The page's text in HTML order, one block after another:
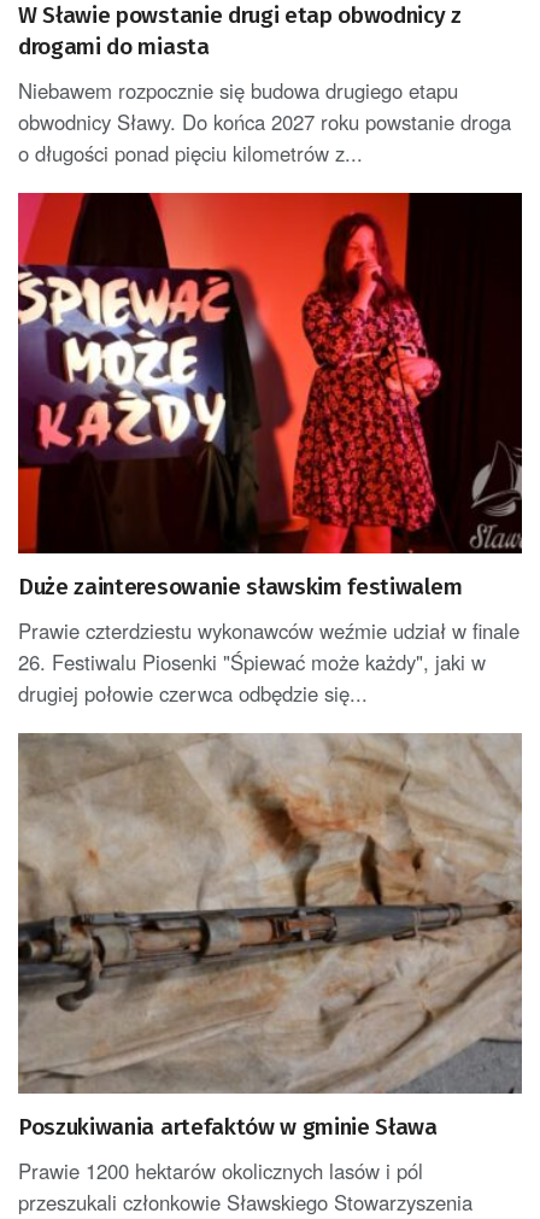
W Sławie powstanie drugi etap obwodnicy z
drogami do miasta
Niebawem rozpocznie się budowa drugiego etapu
obwodnicy Sławy. Do końca 2027 roku powstanie droga
o długości ponad pięciu kilometrów z...
Duże zainteresowanie sławskim festiwalem
Prawie czterdziestu wykonawców weźmie udział w finale
26. Festiwalu Piosenki "Śpiewać może każdy", jaki w
drugiej połowie czerwca odbędzie się...
Poszukiwania artefaktów w gminie Sława
Prawie 1200 hektarów okolicznych lasów i pól
przeszukali członkowie Sławskiego Stowarzyszenia